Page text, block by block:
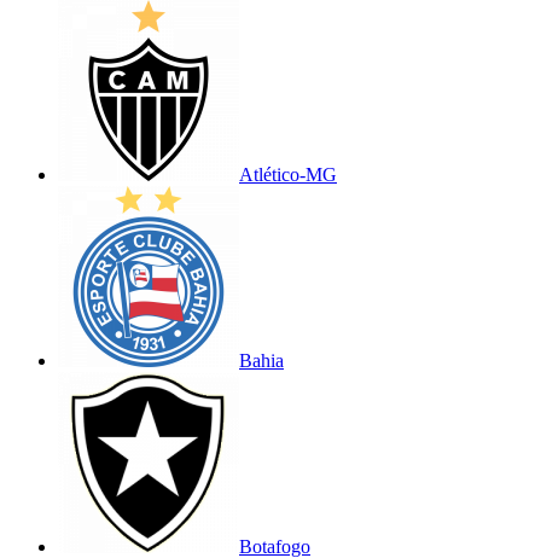
Atlético-MG
Bahia
Botafogo